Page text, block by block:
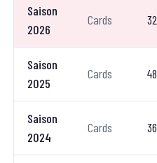
Saison
2026
Cards 32
Saison
2025
Cards 48
Saison
2024
Cards 36